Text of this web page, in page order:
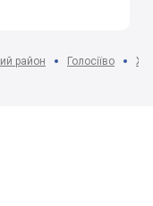
район Голосіїво ЖК